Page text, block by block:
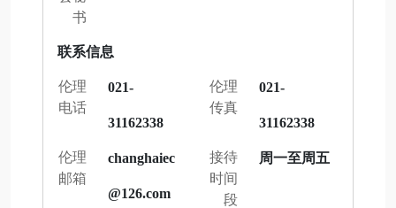
书
联系信息
伦理
电话
021-
31162338
伦理
传真
021-
31162338
伦理
邮箱
changhaiec
@126.com
接待
时间
段
周一至周五